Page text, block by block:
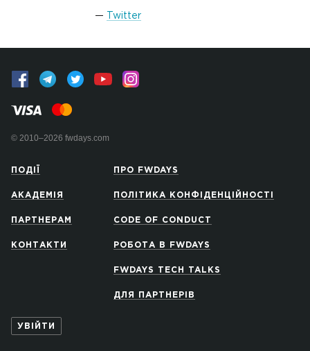
Twitter
© 2010–2026 fwdays.com
ПОДІЇ
АКАДЕМІЯ
ПАРТНЕРАМ
КОНТАКТИ
ПРО FWDAYS
ПОЛІТИКА КОНФІДЕНЦІЙНОСТІ
CODE OF CONDUCT
РОБОТА В FWDAYS
FWDAYS TECH TALKS
ДЛЯ ПАРТНЕРІВ
УВІЙТИ